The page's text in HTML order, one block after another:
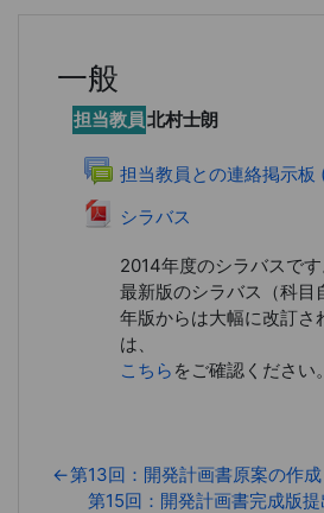
一般
担当教員北村士朗
担当教員との連絡掲示板
シラバスファイル
2014年度のシラバスです
最新版のシラバス（科目
年版からは大幅に改訂さ
は、
こちら をご確認ください。
←第13回：開発計画書原案の作成
第15回：開発計画書完成版